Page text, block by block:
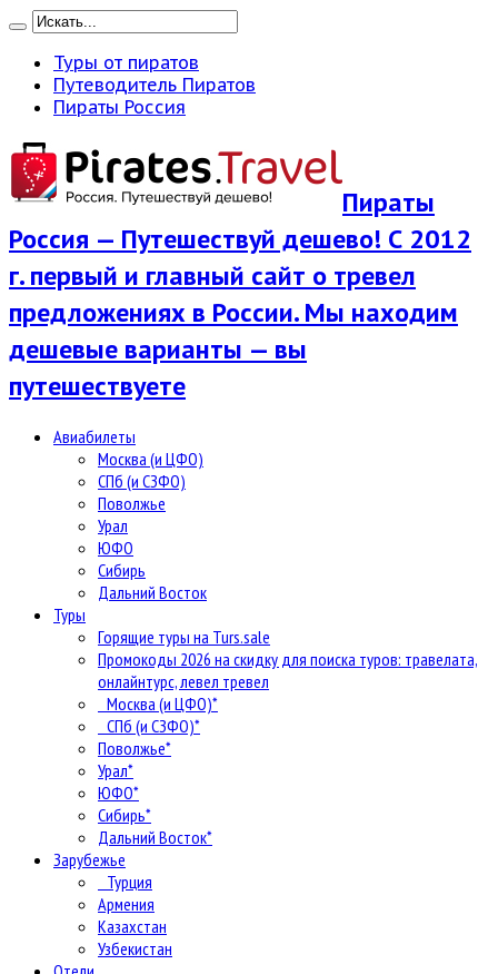
Туры от пиратов
Путеводитель Пиратов
Пираты Россия
Пираты
Россия — Путешествуй дешево! С 2012
г. первый и главный сайт о тревел
предложениях в России. Мы находим
дешевые варианты — вы
путешествуете
Авиабилеты
Москва (и ЦФО)
СПб (и СЗФО)
Поволжье
Урал
ЮФО
Сибирь
Дальний Восток
Туры
Горящие туры на Turs.sale
Промокоды 2026 на скидку для поиска туров: травелата,
онлайнтурс, левел тревел
Москва (и ЦФО)*
СПб (и СЗФО)*
Поволжье*
Урал*
ЮФО*
Сибирь*
Дальний Восток*
Зарубежье
Турция
Армения
Казахстан
Узбекистан